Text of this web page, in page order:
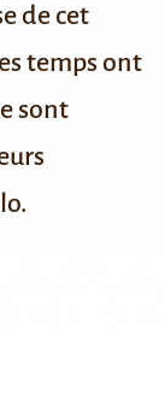
de cet
temps ont
sont